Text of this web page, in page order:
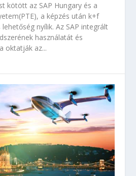
kötött az SAP Hungary és a
a képzés után k+f
nyílik. Az SAP integrált
használatát és
oktatják az...